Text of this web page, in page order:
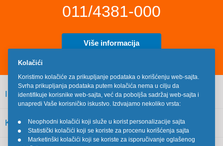
011/4381-000
Više informacija
INFORMACIJE
KORISNIČKI SERVIS
Kolačići
Koristimo kolačiće za prikupljanje podataka o korišćenju web-sajta.
Svrha prikupljanja podataka putem kolačića nema u cilju da
identifikuje korisnike web-sajta, već da poboljša sadržaj web-sajta i
unapredi Vaše korisničko iskustvo. Izdvajamo nekoliko vrsta:
•
Neophodni kolačići koji služe u korist personalizacije sajta
•
Statistički kolačići koji se koriste za procenu korišćenja sajta
•
Marketinški kolačići koji se koriste za isporučivanje oglašenog